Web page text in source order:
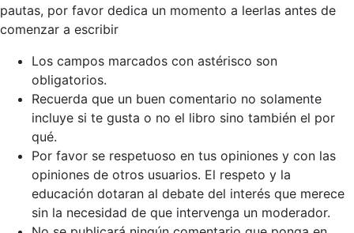
pautas, por favor dedica un momento a leerlas antes de
comenzar a escribir
Los campos marcados con astérisco son
obligatorios.
Recuerda que un buen comentario no solamente
incluye si te gusta o no el libro sino también el por
qué.
Por favor se respetuoso en tus opiniones y con las
opiniones de otros usuarios. El respeto y la
educación dotaran al debate del interés que merece
sin la necesidad de que intervenga un moderador.